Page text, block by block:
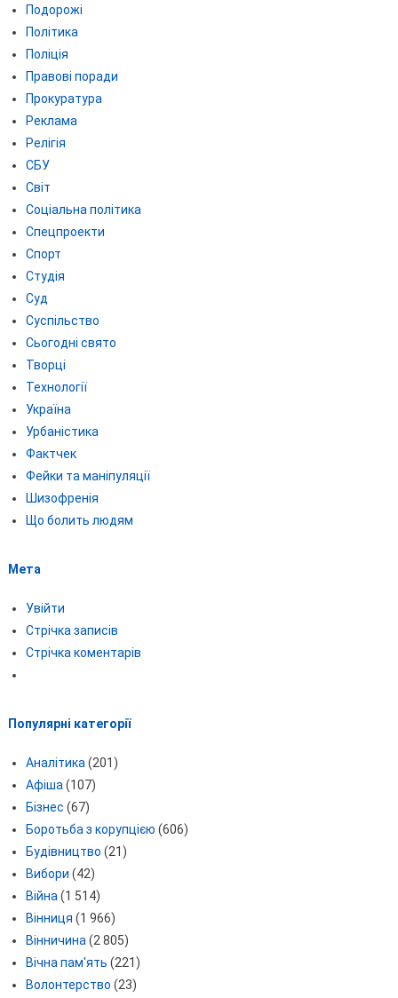
Подорожі
Політика
Поліція
Правові поради
Прокуратура
Реклама
Релігія
СБУ
Світ
Соціальна політика
Спецпроекти
Спорт
Студія
Суд
Суспільство
Сьогодні свято
Творці
Технології
Україна
Урбаністика
Фактчек
Фейки та маніпуляції
Шизофренія
Що болить людям
Мета
Увійти
Стрічка записів
Стрічка коментарів
Популярні категорії
Аналітика (201)
Афіша (107)
Бізнес (67)
Боротьба з корупцією (606)
Будівництво (21)
Вибори (42)
Війна (1 514)
Вінниця (1 966)
Вінничина (2 805)
Вічна пам'ять (221)
Волонтерство (23)